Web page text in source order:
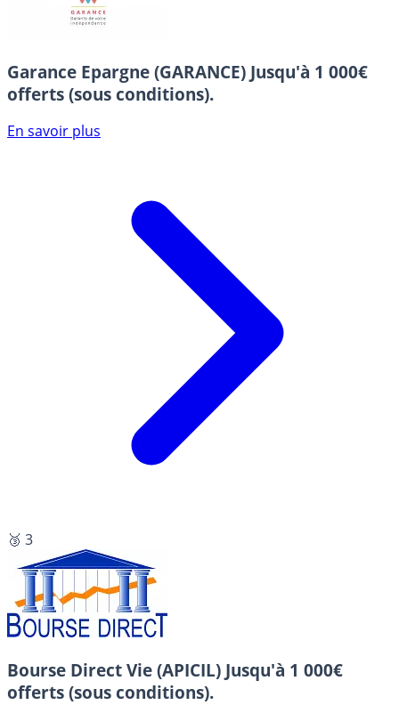
Garance Epargne (GARANCE) Jusqu'à 1 000€
offerts (sous conditions).
En savoir plus
🥉 3
Bourse Direct Vie (APICIL) Jusqu'à 1 000€
offerts (sous conditions).